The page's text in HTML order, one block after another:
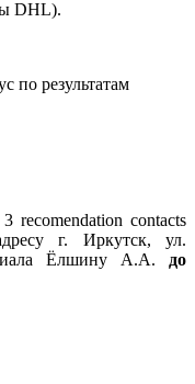
DHL).
по результатам
recomendation contacts
г. Иркутск, ул.
Ёлшину А.А. до